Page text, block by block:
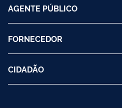
AGENTE PÚBLICO
FORNECEDOR
CIDADÃO